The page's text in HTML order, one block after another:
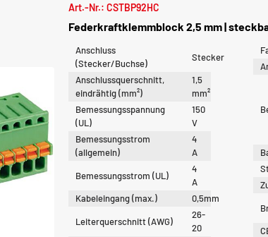
Art.-Nr.: CSTBP92HC
Federkraftklemmblock 2,5 mm |
Anschluss
(Stecker/Buchse)
Stecker
Anschlussquerschnitt,
eindrähtig (mm²)
1,5
mm²
Bemessungsspannung
(UL)
150
V
Bemessungsstrom
(allgemein)
4
A
Bemessungsstrom (UL)
4
A
Kabeleingang (max.)
0,5mm
Leiterquerschnitt (AWG)
26-
20